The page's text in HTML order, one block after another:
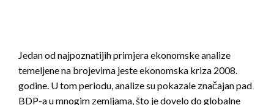
Jedan od najpoznatijih primjera ekonomske analize
temeljene na brojevima jeste ekonomska kriza 2008.
godine. U tom periodu, analize su pokazale značajan pad
BDP-a u mnogim zemljama, što je dovelo do globalne